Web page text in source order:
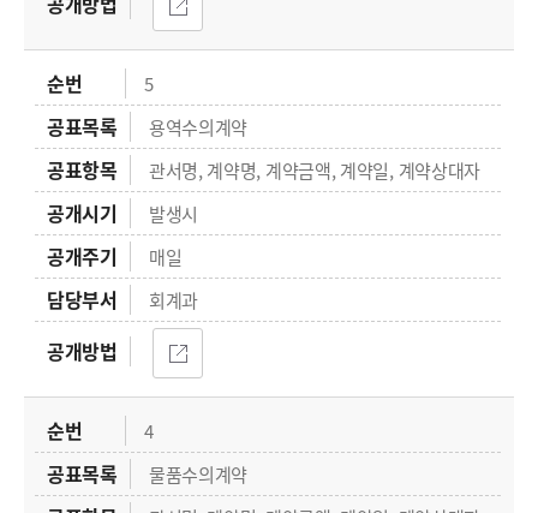
5
용역수의계약
관서명, 계약명, 계약금액, 계약일, 계약상대자
발생시
매일
회계과
4
물품수의계약